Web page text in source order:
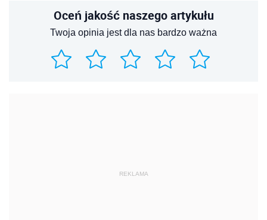
Oceń jakość naszego artykułu
Twoja opinia jest dla nas bardzo ważna
REKLAMA